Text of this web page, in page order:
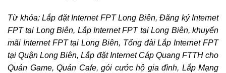
Từ khóa: Lắp đặt Internet FPT Long Biên, Đăng ký Internet
FPT tại Long Biên, Lắp Internet FPT tại Long Biên, khuyến
mãi Internet FPT tại Long Biên, Tổng đài Lắp Internet FPT
tại Quận Long Biên, Lắp đặt Internet Cáp Quang FTTH cho
Quán Game, Quán Cafe, gói cước hộ gia đình, Lắp Mạng